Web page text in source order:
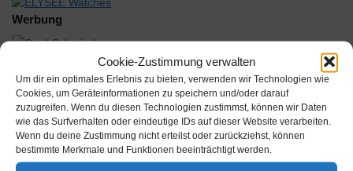
Cookie-Zustimmung verwalten
Um dir ein optimales Erlebnis zu bieten, verwenden wir Technologien wie
Cookies, um Geräteinformationen zu speichern und/oder darauf
zuzugreifen. Wenn du diesen Technologien zustimmst, können wir Daten
wie das Surfverhalten oder eindeutige IDs auf dieser Website verarbeiten.
Wenn du deine Zustimmung nicht erteilst oder zurückziehst, können
bestimmte Merkmale und Funktionen beeinträchtigt werden.
Werbung
Beschreibung